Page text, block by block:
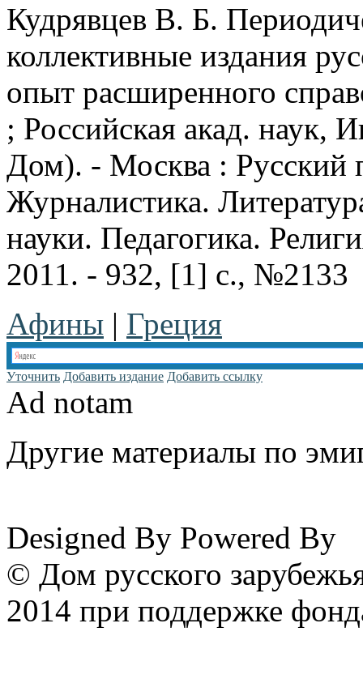
Кудрявцев В. Б.
коллективные издания
опыт расширенного
; Российская акад. наук,
Дом). - Москва : Русский
Журналистика.
науки. Педагогика.
2011. - 932, [1] с., №2133
Афины | Греция
Уточнить Добавить издание Добавить ссылку
Ad notam
Другие материалы по
Designed By Powered By
© Дом русского
2014 при поддержке